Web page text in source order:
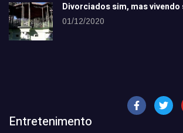
Divorciados sim, mas
01/12/2020
Entretenimento